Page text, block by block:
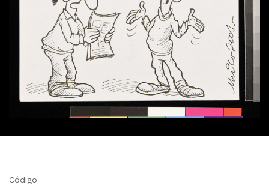
Código